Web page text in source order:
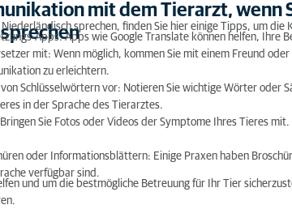
mit dem Tierarzt, wenn
sprechen, finden Sie hier einige Tipps, um
Apps: Apps wie Google Translate können helfen, Ihre
mit: Wenn möglich, kommen Sie mit einem Freund
zu erleichtern.
Schlüsselwörtern vor: Notieren Sie wichtige Wörter oder
in der Sprache des Tierarztes.
Sie Fotos oder Videos der Symptome Ihres Tieres
oder Informationsblättern: Einige Praxen haben
verfügbar sind.
und um die bestmögliche Betreuung für Ihr Tier